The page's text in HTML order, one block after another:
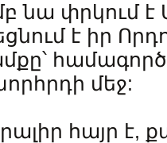
նա փրկում
է իր
մեջ:
հայր է,